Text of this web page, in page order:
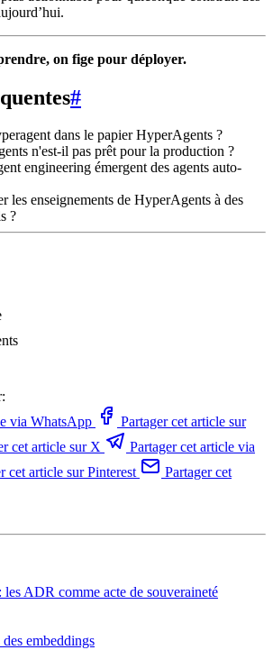
on fige pour déployer.
#
dans le papier HyperAgents ?
n'est-il pas prêt pour la production ?
engineering émergent des agents auto-
les enseignements de HyperAgents à des
?
via WhatsApp
Partager cet article sur
cet article sur X
Partager cet article via
cet article sur Pinterest
Partager cet
ADR comme acte de souveraineté
des embeddings